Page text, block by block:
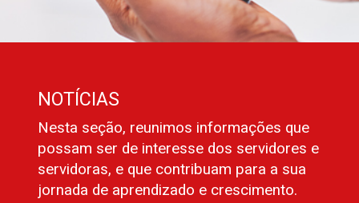
NOTÍCIAS
Nesta seção, reunimos informações que
possam ser de interesse dos servidores e
servidoras, e que contribuam para a sua
jornada de aprendizado e crescimento.